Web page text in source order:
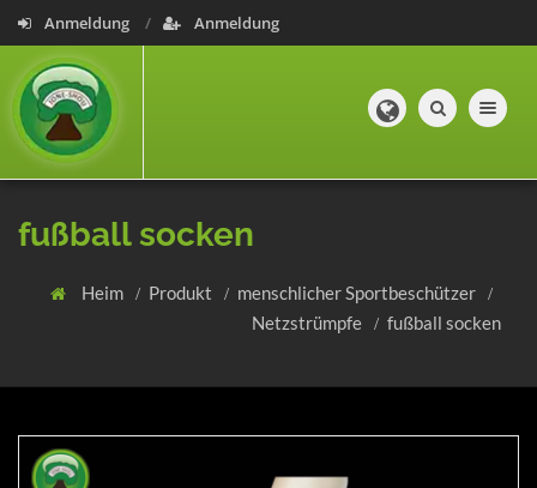
Anmeldung Anmeldung
Toggle
fußball socken
Heim Produkt
menschlicher Sportbeschützer
Netzstrümpfe
fußball socken